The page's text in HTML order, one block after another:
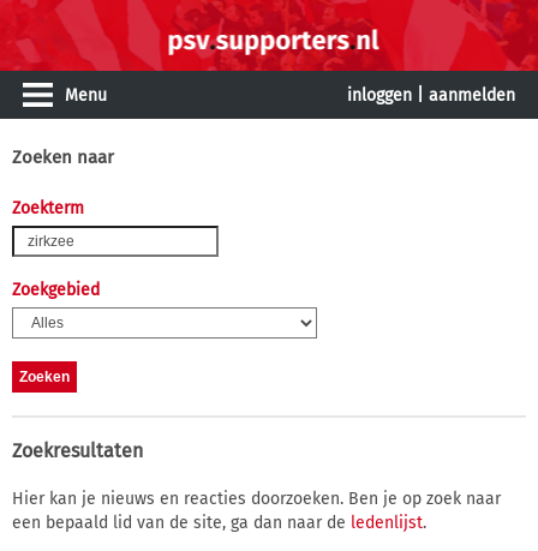
Menu inloggen aanmelden
Zoeken naar
Zoekterm
Zoekgebied
Zoekresultaten
Hier kan je nieuws en reacties doorzoeken. Ben je op zoek naar
een bepaald lid van de site, ga dan naar de ledenlijst.